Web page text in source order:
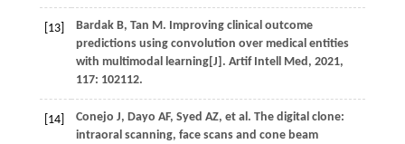
[13] Bardak B, Tan M. Improving clinical outcome
predictions using convolution over medical entities
with multimodal learning[J]. Artif Intell Med, 2021,
117: 102112.
[14] Conejo J, Dayo AF, Syed AZ, et al. The digital clone:
intraoral scanning, face scans and cone beam